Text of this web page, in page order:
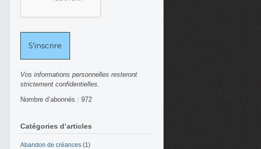
Vos informations personnelles resteront
strictement confidentielles.
Nombre d’abonnés : 972
Catégories d’articles
Abandon de créances (1)